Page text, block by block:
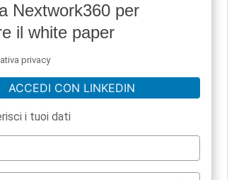
Nextwork360 per
il white paper
privacy
ACCEDI CON LINKEDIN
i tuoi dati